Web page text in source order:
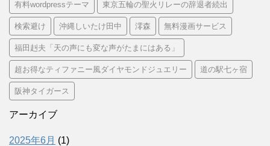
有料wordpressテーマ 東京五輪の聖火リレーの辞退者続出
検索避け 沖縄しいたけ田中 澪森 無料漫画サービス
福田赳夫「天の声にも変な声がたまにはある」
超お得なティファニー風ダイヤモンドジュエリー 道の駅七ヶ宿
阪神タイガース
アーカイブ
2025年6月 (1)